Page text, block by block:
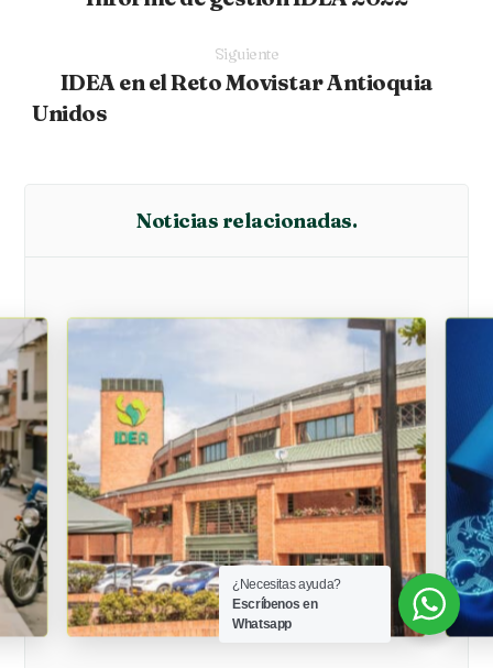
Siguiente
IDEA en el Reto Movistar Antioquia
Unidos
Noticias relacionadas.
¿Necesitas ayuda?
Escríbenos en
Whatsapp